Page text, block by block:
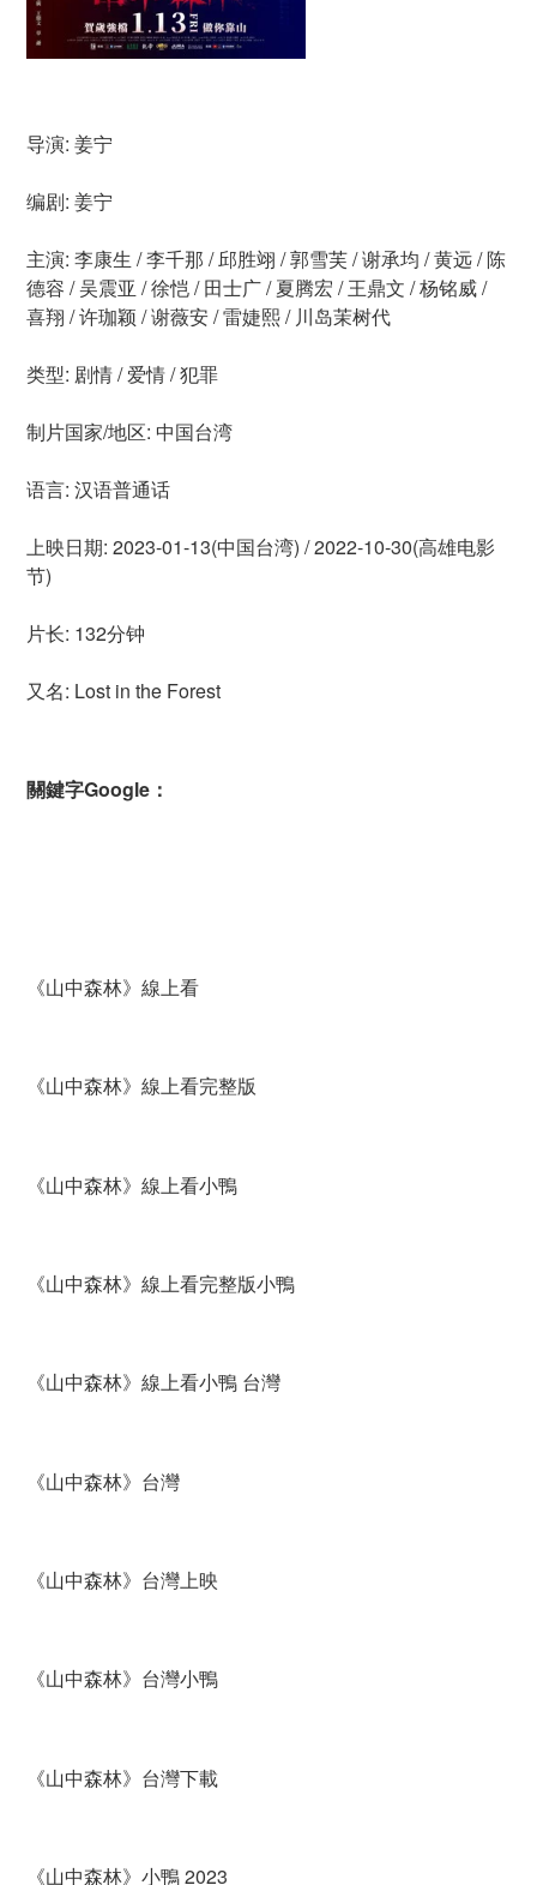
导演: 姜宁
编剧: 姜宁
主演: 李康生 / 李千那 / 邱胜翊 / 郭雪芙 / 谢承均 / 黄远 / 陈
德容 / 吴震亚 / 徐恺 / 田士广 / 夏腾宏 / 王鼎文 / 杨铭威 /
喜翔 / 许珈颖 / 谢薇安 / 雷婕熙 / 川岛茉树代
类型: 剧情 / 爱情 / 犯罪
制片国家/地区: 中国台湾
语言: 汉语普通话
上映日期: 2023-01-13(中国台湾) / 2022-10-30(高雄电影
节)
片长: 132分钟
又名: Lost in the Forest
關鍵字Google：
《山中森林》線上看
《山中森林》線上看完整版
《山中森林》線上看小鴨
《山中森林》線上看完整版小鴨
《山中森林》線上看小鴨 台灣
《山中森林》台灣
《山中森林》台灣上映
《山中森林》台灣小鴨
《山中森林》台灣下載
《山中森林》小鴨 2023